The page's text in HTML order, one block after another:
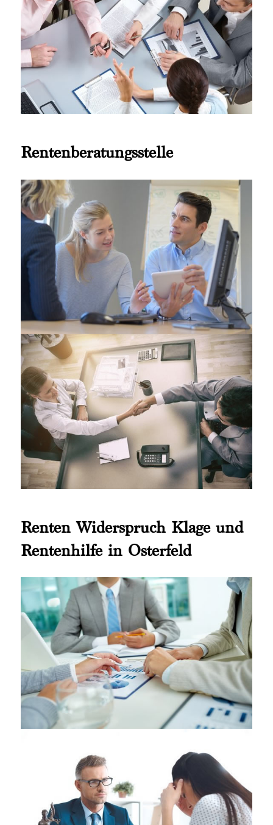
Rentenberatungsstelle
Renten Widerspruch Klage und
Rentenhilfe in Osterfeld